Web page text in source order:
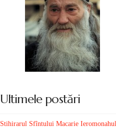
Ultimele postări
Stihirarul Sfîntului Macarie Ieromonahul